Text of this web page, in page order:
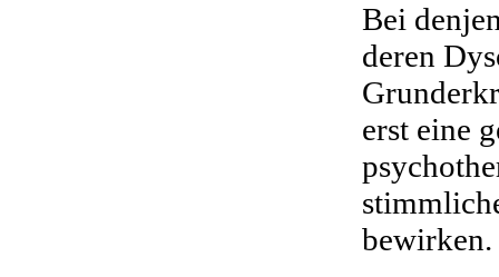
Bei
deren
erst eine
bewirken.